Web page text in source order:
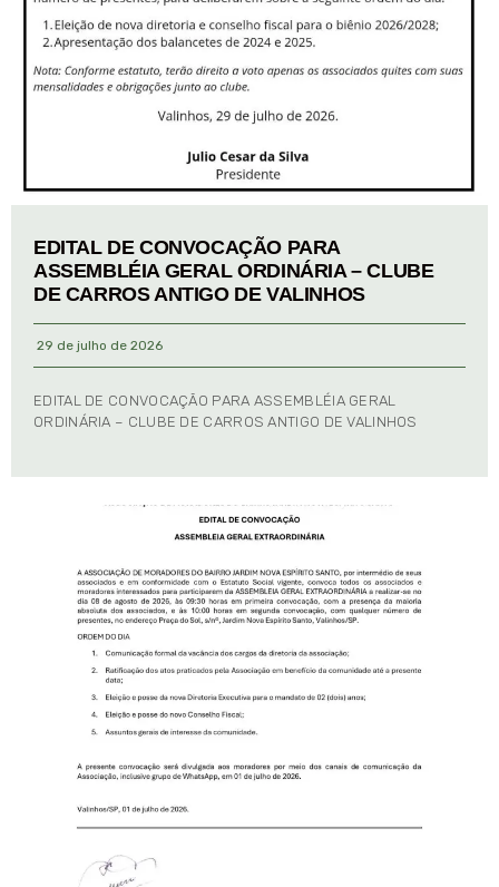
EDITAL DE CONVOCAÇÃO PARA
ASSEMBLÉIA GERAL ORDINÁRIA – CLUBE
DE CARROS ANTIGO DE VALINHOS
29 de julho de 2026
EDITAL DE CONVOCAÇÃO PARA ASSEMBLÉIA GERAL
ORDINÁRIA – CLUBE DE CARROS ANTIGO DE VALINHOS